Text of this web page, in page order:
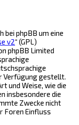
bei phpBB um eine
v2“ (GPL)
phpBB Limited
Verfügung gestellt.
und Weise, wie die
insbesondere die
Zwecke nicht
Foren Einfluss